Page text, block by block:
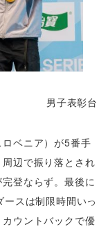
男子表彰台
ベニア）が5番手
辺で振り落とされ
登ならず。最後に
スは制限時間いっ
ウントバックで優